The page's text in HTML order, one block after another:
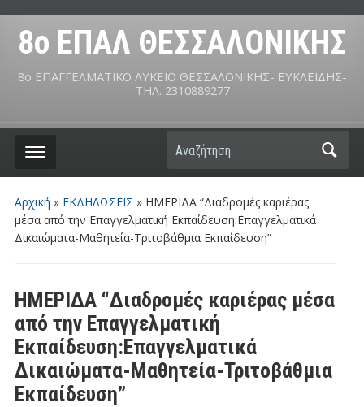
8ο ΕΠΑΛ ΘΕΣΣΑΛΟΝΙΚΗΣ
8ο ΕΠΑΓΓΕΛΜΑΤΙΚΟ ΛΥΚΕΙΟ ΘΕΣΣΑΛΟΝΙΚΗΣ- ΕΥΚΛΕΙΔΗΣ-
ΤΗΛ. 2310889277
Αναζήτηση
Αρχική » ΕΚΔΗΛΩΣΕΙΣ » ΗΜΕΡΙΔΑ “Διαδρομές καριέρας
μέσα από την Επαγγελματική Εκπαίδευση:Επαγγελματικά
Δικαιώματα-Μαθητεία-Τριτοβάθμια Εκπαίδευση”
ΗΜΕΡΙΔΑ “Διαδρομές καριέρας μέσα
από την Επαγγελματική
Εκπαίδευση:Επαγγελματικά
Δικαιώματα-Μαθητεία-Τριτοβάθμια
Εκπαίδευση”